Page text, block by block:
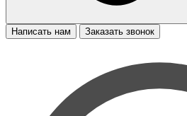
Написать нам Заказать звонок